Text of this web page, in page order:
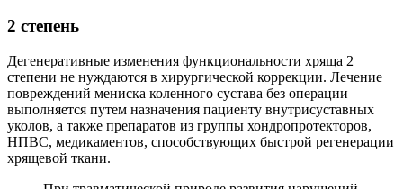
2 степень
Дегенеративные изменения функциональности хряща 2
степени не нуждаются в хирургической коррекции. Лечение
повреждений мениска коленного сустава без операции
выполняется путем назначения пациенту внутрисуставных
уколов, а также препаратов из группы хондропротекторов,
НПВС, медикаментов, способствующих быстрой регенерации
хрящевой ткани.